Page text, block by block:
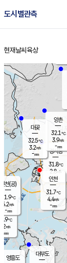
도시별관측
홈
현재날씨 육상
의도
℃
m/s
mm
영흥도
대부도
경서동
31.8℃
2.8 m/s
-mm
대곶
32.5℃
3.2m/s
-mm
양촌
32.1℃
3.9m/s
-mm
인천(공)
31.9℃
5.2m/s
-mm
인천
31.7℃
4.4m/s
-mm